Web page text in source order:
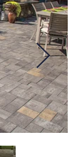
Look